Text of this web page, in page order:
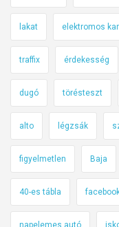
lakat elektromos
traffix érdekesség
dugó törésteszt
alto légzsák
figyelmetlen Baja
40-es tábla
napelemes autó